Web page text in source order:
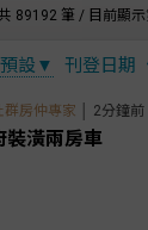
89192 筆 / 目前顯示
預設▼ 刊登日期
群房仲專家 │ 2分鐘
裝潢兩房車